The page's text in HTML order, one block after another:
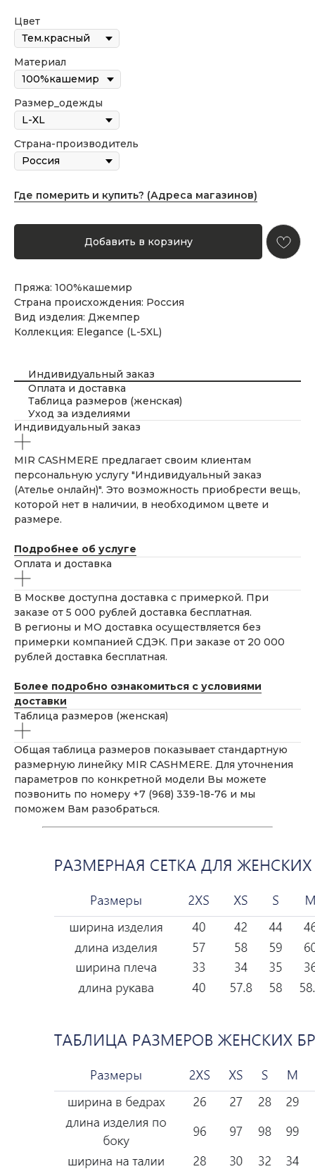
Цвет
Материал
Размер_одежды
Страна-производитель
Где померить и купить? (Адреса магазинов)
Добавить в корзину
Пряжа: 100%кашемир
Страна происхождения: Россия
Вид изделия: Джемпер
Коллекция: Elegance (L-5XL)
Индивидуальный заказ
Оплата и доставка
Таблица размеров (женская)
Уход за изделиями
Индивидуальный заказ
MIR CASHMERE предлагает своим клиентам
персональную услугу "Индивидуальный заказ
(Ателье онлайн)". Это возможность приобрести вещь,
которой нет в наличии, в необходимом цвете и
размере.
Подробнее об услуге
Оплата и доставка
В Москве доступна доставка с примеркой. При
заказе от 5 000 рублей доставка бесплатная.
В регионы и МО доставка осуществляется без
примерки компанией СДЭК. При заказе от 20 000
рублей доставка бесплатная.
Более подробно ознакомиться с условиями
доставки
Таблица размеров (женская)
Общая таблица размеров показывает стандартную
размерную линейку MIR CASHMERE. Для уточнения
параметров по конкретной модели Вы можете
позвонить по номеру +7 (968) 339-18-76 и мы
поможем Вам разобраться.